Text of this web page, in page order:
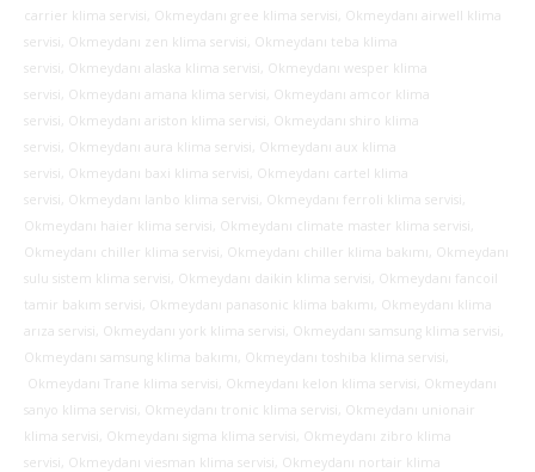
carrier klima servisi, Okmeydanı gree klima servisi, Okmeydanı airwell klima
servisi, Okmeydanı zen klima servisi, Okmeydanı teba klima
servisi, Okmeydanı alaska klima servisi, Okmeydanı wesper klima
servisi, Okmeydanı amana klima servisi, Okmeydanı amcor klima
servisi, Okmeydanı ariston klima servisi, Okmeydanı shiro klima
servisi, Okmeydanı aura klima servisi, Okmeydanı aux klima
servisi, Okmeydanı baxi klima servisi, Okmeydanı cartel klima
servisi, Okmeydanı lanbo klima servisi, Okmeydanı ferroli klima servisi,
Okmeydanı haier klima servisi, Okmeydanı climate master klima servisi,
Okmeydanı chiller klima servisi, Okmeydanı chiller klima bakımı, Okmeydanı
sulu sistem klima servisi, Okmeydanı daikin klima servisi, Okmeydanı fancoil
tamir bakım servisi, Okmeydanı panasonic klima bakımı, Okmeydanı klima
arıza servisi, Okmeydanı york klima servisi, Okmeydanı samsung klima servisi,
Okmeydanı samsung klima bakımı, Okmeydanı toshiba klima servisi,
Okmeydanı Trane klima servisi, Okmeydanı kelon klima servisi, Okmeydanı
sanyo klima servisi, Okmeydanı tronic klima servisi, Okmeydanı unionair
klima servisi, Okmeydanı sigma klima servisi, Okmeydanı zibro klima
servisi, Okmeydanı viesman klima servisi, Okmeydanı nortair klima